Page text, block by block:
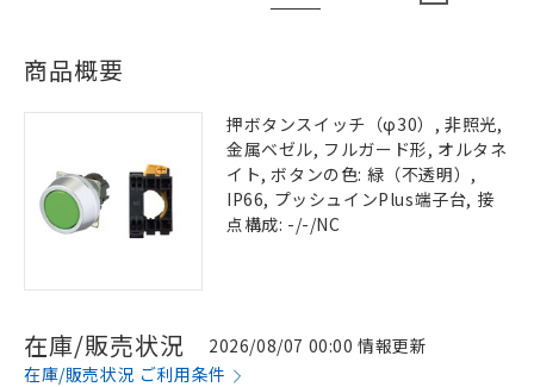
商品概要
押ボタンスイッチ（φ30）, 非照光,
金属ベゼル, フルガード形, オルタネ
イト, ボタンの色: 緑（不透明）,
IP66, プッシュインPlus端子台, 接
点構成: -/-/NC
在庫/販売状況
2026/08/07 00:00 情報更新
在庫/販売状況 ご利用条件